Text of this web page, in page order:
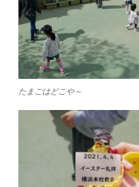
たまごはどこや～